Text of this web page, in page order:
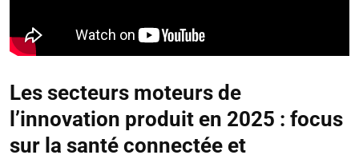
Les secteurs moteurs de
l’innovation produit en 2025 : focus
sur la santé connectée et